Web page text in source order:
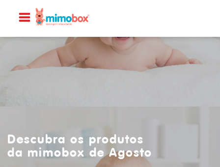
Descubra os produtos
da mimobox de Agosto